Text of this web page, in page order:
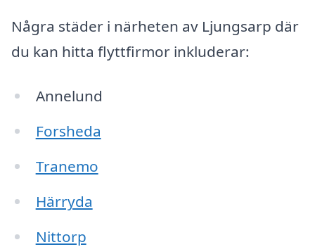
Några städer i närheten av Ljungsarp där
du kan hitta flyttfirmor inkluderar:
Annelund
Forsheda
Tranemo
Härryda
Nittorp